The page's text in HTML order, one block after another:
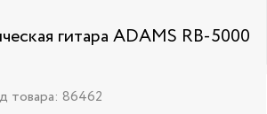
гитара ADAMS RB-5000
товара: 86462